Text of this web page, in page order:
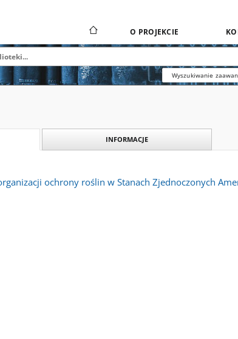
O PROJEKCIE
Wyszukiwanie
INFORMACJE
ochrony roślin w Stanach Zjednoczonych